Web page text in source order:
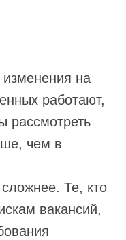
изменения на
работают,
рассмотреть
чем в
Те, кто
вакансий,